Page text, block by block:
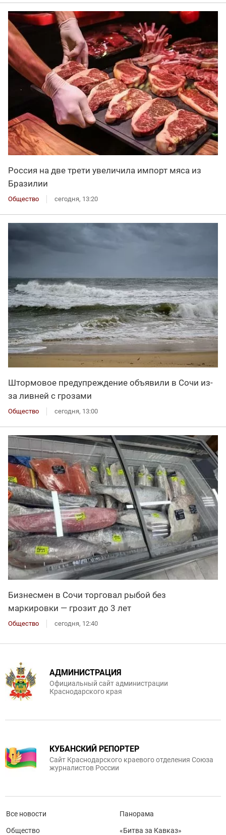
Россия на две трети увеличила импорт мяса из
Бразилии
Общество сегодня, 13:20
Штормовое предупреждение объявили в Сочи из-
за ливней с грозами
Общество сегодня, 13:00
Бизнесмен в Сочи торговал рыбой без
маркировки — грозит до 3 лет
Общество сегодня, 12:40
АДМИНИСТРАЦИЯ
Официальный сайт администрации
Краснодарского края
КУБАНСКИЙ РЕПОРТЕР
Сайт Краснодарского краевого отделения Союза
журналистов России
Все новости
Общество
Панорама
«Битва за Кавказ»